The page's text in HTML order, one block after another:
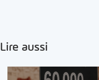
Lire aussi